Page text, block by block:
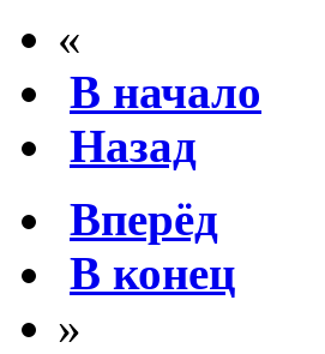
«
В начало
Назад
Вперёд
В конец
»